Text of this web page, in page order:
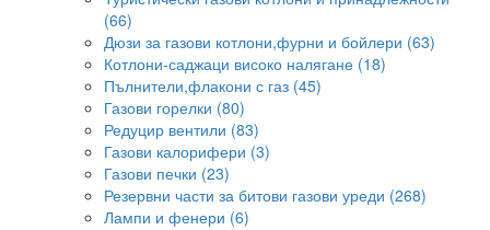
(66)
Дюзи за газови котлони,фурни и бойлери (63)
Котлони-саджаци високо налягане (18)
Пълнители,флакони с газ (45)
Газови горелки (80)
Редуцир вентили (83)
Газови калорифери (3)
Газови печки (23)
Резервни части за битови газови уреди (268)
Лампи и фенери (6)